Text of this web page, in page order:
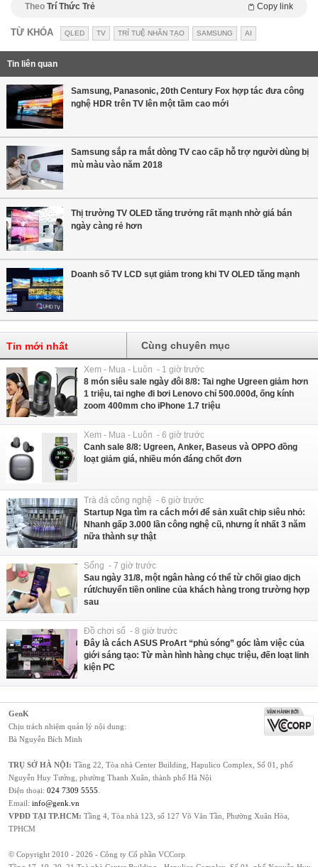
Theo Trí Thức Trẻ Copy link
TỪ KHÓA QLED TV TRÍ TUỆ NHÂN TẠO SAMSUNG AI
Tin liên quan
Samsung, Panasonic, 20th Century Fox hợp tác đưa công
nghệ HDR trên TV lên một tầm cao mới
Samsung sắp ra mắt dòng TV cao cấp hỗ trợ người dùng bị
mù màu vào năm 2018
Thị trường TV OLED tăng trưởng rất mạnh nhờ giá bán
ngày càng rẻ hơn
Doanh số TV LCD sụt giảm trong khi TV OLED tăng mạnh
Tin mới nhất Cùng chuyên mục
Xem - Mua - Luôn - 1 giờ trước
8 món siêu sale ngày đôi 8/8: Tai nghe Ugreen giảm hơn
1 triệu, tai nghe đi bơi Lenovo chỉ 500.000đ, ống kính
zoom 400mm cho iPhone 1.7 triệu
Xem - Mua - Luôn - 6 giờ trước
Canh sale 8/8: Ugreen, Anker, Baseus và OPPO đồng
loạt giảm giá, nhiều món đáng chốt đơn
Trà đá công nghệ - 6 giờ trước
Startup Nga tìm ra cách mới để sản xuất chip siêu nhỏ:
Nhanh gấp 3.000 lần công nghệ cũ, nhưng ít nhất 3 năm
nữa thành sự thật
Sống - 7 giờ trước
Sau ngày 31/8, một ngân hàng có thể từ chối giao dịch
rút/chuyển tiền online của khách hàng trong trường hợp
sau
Đồ chơi số - 8 giờ trước
Đây là cách ASUS ProArt “phủ sóng” góc làm việc của
giới sáng tạo: Từ màn hình hàng chục triệu, đến loạt linh
kiện PC
GenK
Chịu trách nhiệm quản lý nội dung:
Bà Nguyễn Bích Minh
TRỤ SỞ HÀ NỘI: Tầng 22, Tòa nhà Center Building, Hapulico Complex, Số 01, phố
Nguyễn Huy Tưởng, phường Thanh Xuân, thành phố Hà Nội
Điện thoại: 024 7309 5555
Email: info@genk.vn
VPĐD TẠI TP.HCM: Tầng 4, Tòa nhà 123, số 127 Võ Văn Tần, Phường Xuân Hòa,
TPHCM
© Copyright 2010 - 2026 - Công ty Cổ phần VCCorp